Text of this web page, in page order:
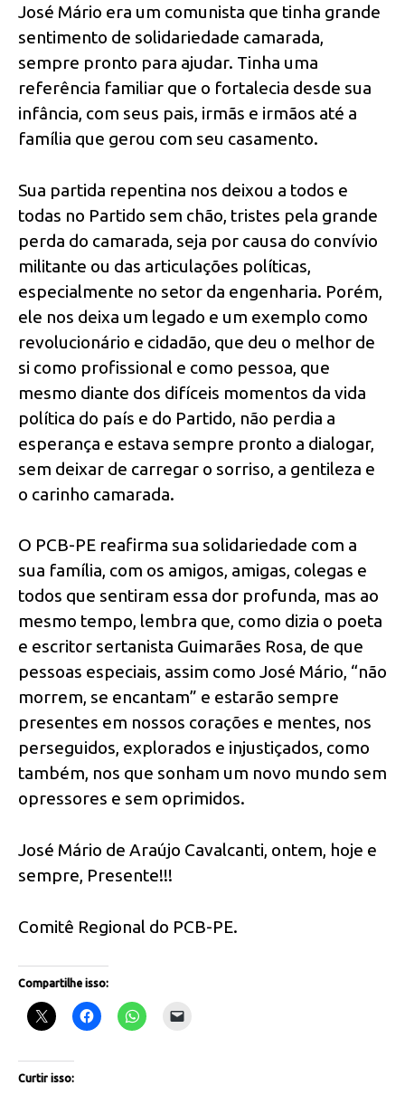
José Mário era um comunista que tinha grande
sentimento de solidariedade camarada,
sempre pronto para ajudar. Tinha uma
referência familiar que o fortalecia desde sua
infância, com seus pais, irmãs e irmãos até a
família que gerou com seu casamento.
Sua partida repentina nos deixou a todos e
todas no Partido sem chão, tristes pela grande
perda do camarada, seja por causa do convívio
militante ou das articulações políticas,
especialmente no setor da engenharia. Porém,
ele nos deixa um legado e um exemplo como
revolucionário e cidadão, que deu o melhor de
si como profissional e como pessoa, que
mesmo diante dos difíceis momentos da vida
política do país e do Partido, não perdia a
esperança e estava sempre pronto a dialogar,
sem deixar de carregar o sorriso, a gentileza e
o carinho camarada.
O PCB-PE reafirma sua solidariedade com a
sua família, com os amigos, amigas, colegas e
todos que sentiram essa dor profunda, mas ao
mesmo tempo, lembra que, como dizia o poeta
e escritor sertanista Guimarães Rosa, de que
pessoas especiais, assim como José Mário, “não
morrem, se encantam” e estarão sempre
presentes em nossos corações e mentes, nos
perseguidos, explorados e injustiçados, como
também, nos que sonham um novo mundo sem
opressores e sem oprimidos.
José Mário de Araújo Cavalcanti, ontem, hoje e
sempre, Presente!!!
Comitê Regional do PCB-PE.
Compartilhe isso:
Curtir isso: